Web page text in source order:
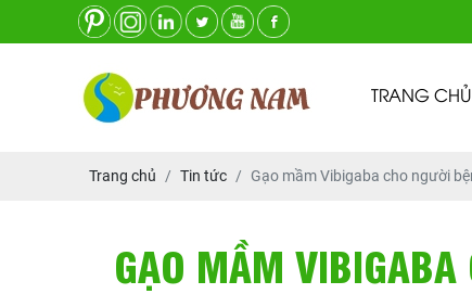
TRANG CHỦ
Trang chủ Tin tức Gạo mầm Vibigaba cho người
GẠO MẦM VIBIGABA